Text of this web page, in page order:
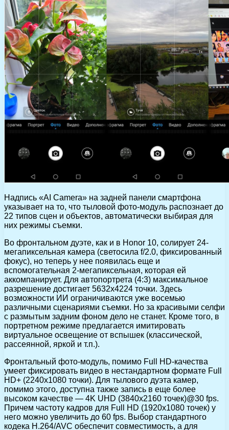
Надпись «AI Camera» на задней панели смартфона
указывает на то, что тыловой фото-модуль распознает до
22 типов сцен и объектов, автоматически выбирая для
них режимы съемки.
Во фронтальном дуэте, как и в Honor 10, солирует 24-
мегапиксельная камера (светосила f/2.0, фиксированный
фокус), но теперь у нее появилась еще и
вспомогательная 2-мегапиксельная, которая ей
аккомпанирует. Для автопортрета (4:3) максимальное
разрешение достигает 5632х4224 точки. Здесь
возможности ИИ ограничиваются уже восемью
различными сценариями съемки. Но за красивыми селфи
с размытым задним фоном дело не станет. Кроме того, в
портретном режиме предлагается имитировать
виртуальное освещение от вспышек (классической,
рассеянной, яркой и т.п.).
Фронтальный фото-модуль, помимо Full HD-качества
умеет фиксировать видео в нестандартном формате Full
HD+ (2240х1080 точки). Для тылового дуэта камер,
помимо этого, доступна также запись в еще более
высоком качестве — 4K UHD (3840х2160 точек)@30 fps.
Причем частоту кадров для Full HD (1920х1080 точек) у
него можно увеличить до 60 fps. Выбор стандартного
кодека H.264/AVC обеспечит совместимость, а для